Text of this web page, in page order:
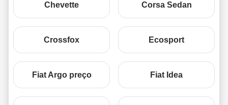
Chevette Corsa Sedan
Crossfox Ecosport
Fiat Argo preço Fiat Idea